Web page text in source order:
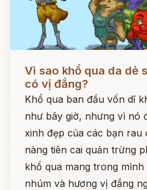
Vì sao khổ qua da dẻ
có vị đắng?
Khổ qua ban đầu vốn dĩ
như bây giờ, nhưng vì nó
xinh đẹp của các bạn rau
nàng tiên cai quản trừng
khổ qua mang trong
nhúm và hương vị đắng